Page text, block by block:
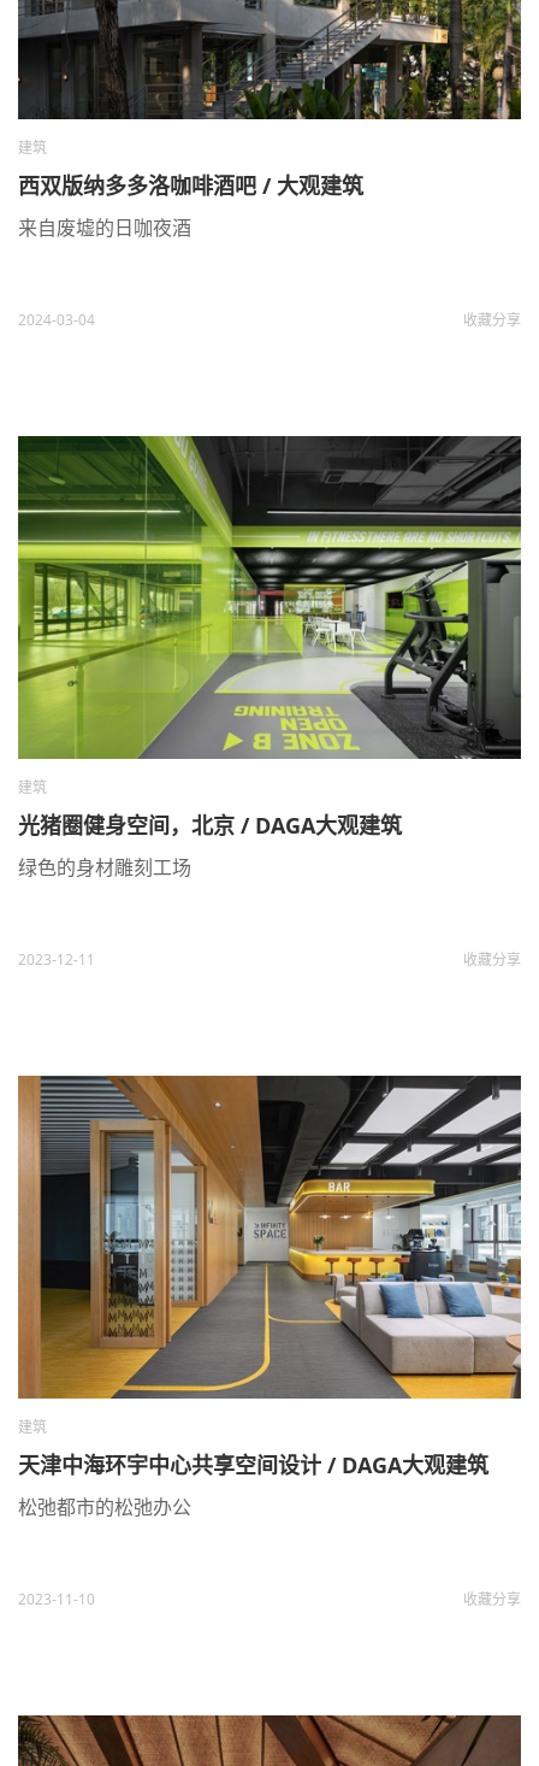
建筑
西双版纳多多洛咖啡酒吧 / 大观建筑
来自废墟的日咖夜酒
2024-03-04 收藏分享
建筑
光猪圈健身空间，北京 / DAGA大观建筑
绿色的身材雕刻工场
2023-12-11 收藏分享
建筑
天津中海环宇中心共享空间设计 / DAGA大观建筑
松弛都市的松弛办公
2023-11-10 收藏分享